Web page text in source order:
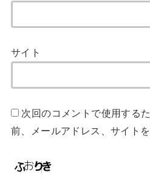
サイト
次回のコメントで使用する
前、メールアドレス、サイトを